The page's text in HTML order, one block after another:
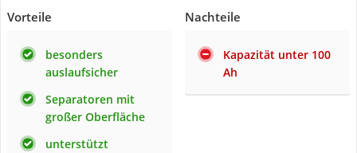
Vorteile
besonders
auslaufsicher
Separatoren mit
großer Oberfläche
unterstützt
Nachteile
Kapazität unter 100
Ah